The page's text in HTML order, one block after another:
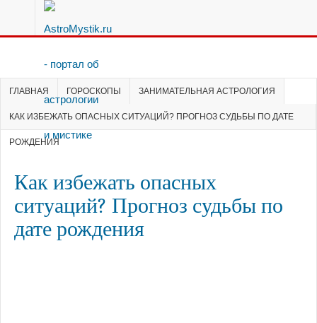
ГЛАВНАЯ ГОРОСКОПЫ ЗАНИМАТЕЛЬНАЯ АСТРОЛОГИЯ
КАК ИЗБЕЖАТЬ ОПАСНЫХ СИТУАЦИЙ? ПРОГНОЗ СУДЬБЫ ПО ДАТЕ
РОЖДЕНИЯ
Как избежать опасных
ситуаций? Прогноз судьбы по
дате рождения